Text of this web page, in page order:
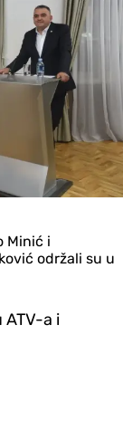
Minić i
održali su u
a i